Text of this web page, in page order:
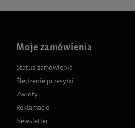
Moje zamówienia
Status zamówienia
Śledzenie przesyłki
Zwroty
Reklamacje
Newsletter